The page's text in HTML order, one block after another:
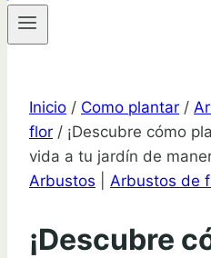
Inicio / Como plantar /
flor / ¡Descubre cómo
vida a tu jardín de
Arbustos
Arbustos de
¡Descubre